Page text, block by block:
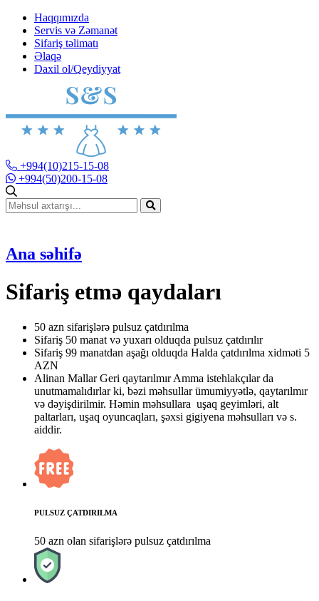
Haqqımızda
Servis və Zəmanət
Sifariş təlimatı
Əlaqə
Daxil ol/Qeydiyyat
+994(10)215-15-08
+994(50)200-15-08
Ana səhifə
Sifariş etmə qaydaları
50 azn sifarişlərə pulsuz çatdırılma
Sifariş 50 manat və yuxarı olduqda pulsuz çatdırılır
Sifariş 99 manatdan aşağı olduqda Halda çatdırılma xidməti 5
AZN
Alinan Mallar Geri qaytarılmır Amma istehlakçılar da
unutmamalıdırlar ki, bəzi məhsullar ümumiyyətlə, qaytarılmır
və dəyişdirilmir. Həmin məhsullara uşaq geyimləri, alt
paltarları, uşaq oyuncaqları, şəxsi gigiyena məhsulları və s.
aiddir.
PULSUZ ÇATDIRILMA
50 azn olan sifarişlərə pulsuz çatdırılma